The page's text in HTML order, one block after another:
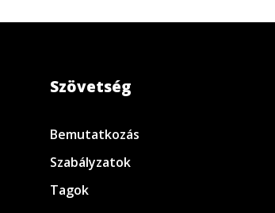
Szövetség
Bemutatkozás
Szabályzatok
Tagok